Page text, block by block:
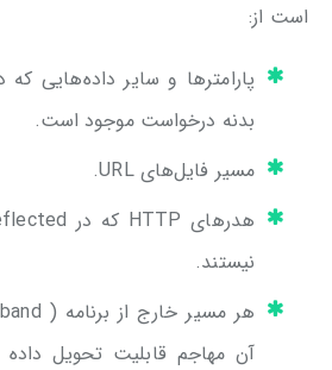
است از:
بدنه درخواست موجود است.
مسیر فایل‌های URL.
نیستند.
آن مهاجم قابلیت تحویل داده